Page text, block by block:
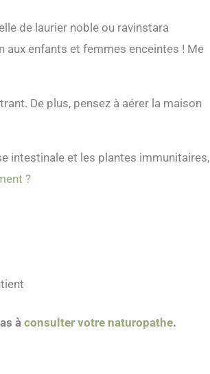
de laurier noble ou ravinstara
aux enfants et femmes enceintes ! Me
De plus, pensez à aérer la maison
intestinale et les plantes immunitaires,
?
àconsulter votre naturopathe.